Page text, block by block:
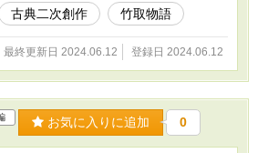
古典二次創作 竹取物語
最終更新日 2024.06.12 登録日 2024.06.12
お気に入りに追加 0